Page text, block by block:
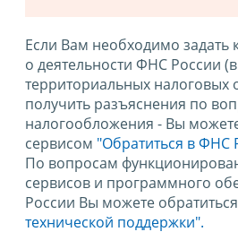
Если Вам необходимо задать
о деятельности ФНС России
территориальных налоговых
получить разъяснения по
налогообложения - Вы
сервисом "Обратиться в ФНС
По вопросам
сервисов и программного
России Вы можете
технической поддержки".